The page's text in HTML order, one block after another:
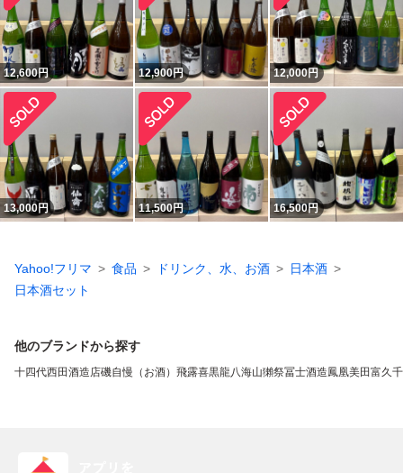
12,600円 12,900円 12,000円
13,000円 11,500円 16,500円
Yahoo!フリマ 食品 ドリンク、水、お酒
日本酒
日本酒セット
他のブランドから探す
十四代西田酒造店磯自慢（お酒） 飛露喜黒龍八海山獺祭冨士酒造鳳凰美田富久